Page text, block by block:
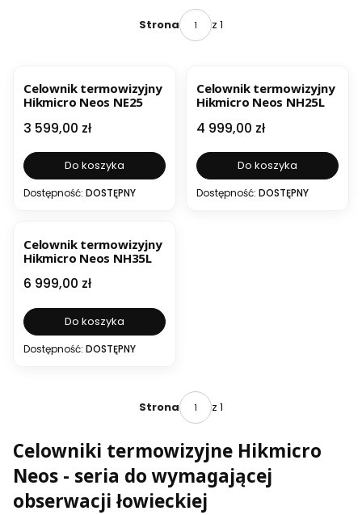
Strona z 1
Celownik termowizyjny
Hikmicro Neos NE25
Cena
3 599,00 zł
Do koszyka
Dostępność: DOSTĘPNY
Celownik termowizyjny
Hikmicro Neos NH25L
Cena
4 999,00 zł
Do koszyka
Dostępność: DOSTĘPNY
Celownik termowizyjny
Hikmicro Neos NH35L
Cena
6 999,00 zł
Do koszyka
Dostępność: DOSTĘPNY
Strona z 1
Celowniki termowizyjne Hikmicro
Neos - seria do wymagającej
obserwacji łowieckiej